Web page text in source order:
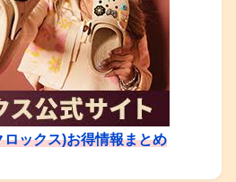
ックス)お得情報まとめ